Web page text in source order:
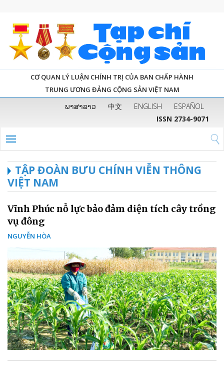
CƠ QUAN LÝ LUẬN CHÍNH TRỊ CỦA BAN CHẤP HÀNH
TRUNG ƯƠNG ĐẢNG CỘNG SẢN VIỆT NAM
ພາສາລາວ 中文 ENGLISH
ESPAÑOL
ISSN 2734-9071
TẬP ĐOÀN BƯU CHÍNH VIỄN THÔNG
VIỆT NAM
Vĩnh Phúc nỗ lực bảo đảm diện tích cây trồng
vụ đông
NGUYỄN HÒA